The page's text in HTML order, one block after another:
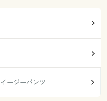
イージーパンツ